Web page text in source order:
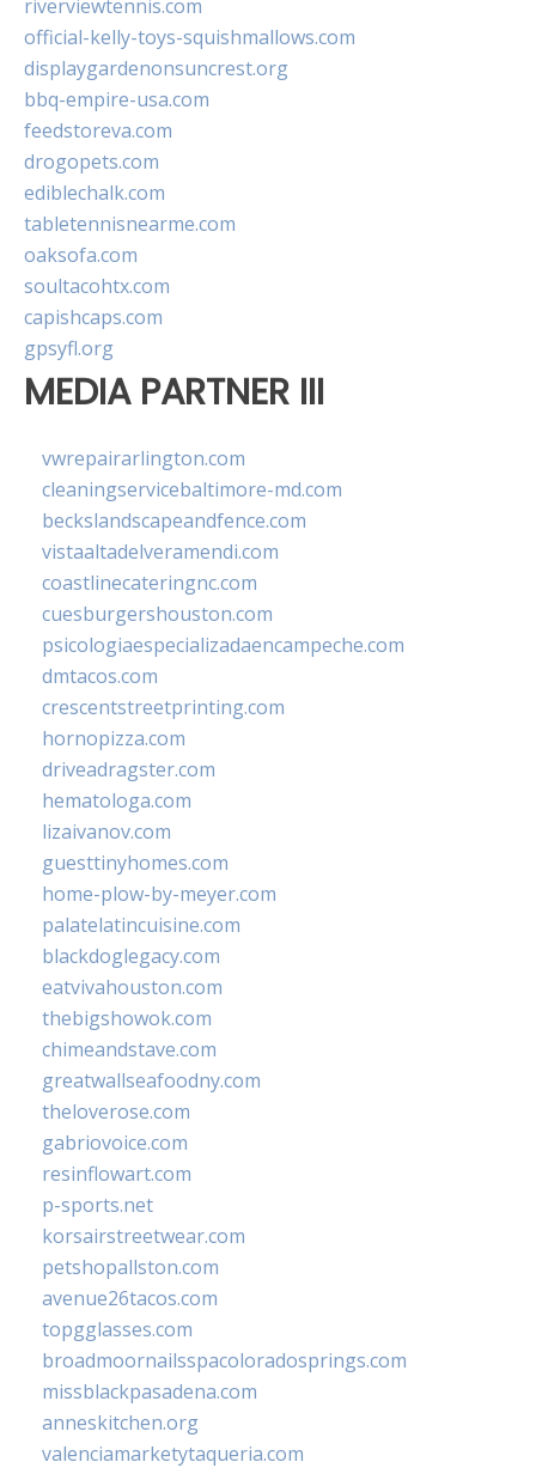
riverviewtennis.com
official-kelly-toys-squishmallows.com
displaygardenonsuncrest.org
bbq-empire-usa.com
feedstoreva.com
drogopets.com
ediblechalk.com
tabletennisnearme.com
oaksofa.com
soultacohtx.com
capishcaps.com
gpsyfl.org
MEDIA PARTNER III
vwrepairarlington.com
cleaningservicebaltimore-md.com
beckslandscapeandfence.com
vistaaltadelveramendi.com
coastlinecateringnc.com
cuesburgershouston.com
psicologiaespecializadaencampeche.com
dmtacos.com
crescentstreetprinting.com
hornopizza.com
driveadragster.com
hematologa.com
lizaivanov.com
guesttinyhomes.com
home-plow-by-meyer.com
palatelatincuisine.com
blackdoglegacy.com
eatvivahouston.com
thebigshowok.com
chimeandstave.com
greatwallseafoodny.com
theloverose.com
gabriovoice.com
resinflowart.com
p-sports.net
korsairstreetwear.com
petshopallston.com
avenue26tacos.com
topgglasses.com
broadmoornailsspacoloradosprings.com
missblackpasadena.com
anneskitchen.org
valenciamarketytaqueria.com